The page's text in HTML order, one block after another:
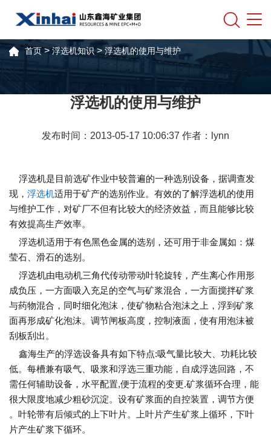
首页>浮选机知识>浮选机的使用与维护
浮选机的使用与维护
发布时间：2013-05-17 10:06:37 作者：lynn
浮选机是目前选矿作业中较普遍的一种选别设备，据调查发
现， 浮选机适用于矿产的选别作业。有效的了解浮选机的使用
与维护工作，对矿厂不但有比较大的经济效益，而且能够比较
有效提高生产效率。
浮选机适用于有色黑色金属的选别，还可用于非金属如：煤
莹石、滑石的选别。
浮选机由电动机三角代传动带动叶轮旋转，产生离心作用形
成负压，一方面吸入充足的空气与矿浆混合，一方面搅拌矿浆
与药物混合，同时细化泡沫，使矿物粘合泡沫之上，浮到矿浆
面再形成矿化泡沫。调节闸板高度，控制液面，使有用泡沫被
刮板刮出。
鑫海生产的浮选设备具有如下特点:吸气量比较大、功耗比较
低。每槽兼有吸气、吸浆和浮选三重功能，自成浮选回路，不
需任何辅助设备，水平配置,便于流程的变更.矿浆循环合理，能
很大限度地减少粗砂沉淀。设有矿浆面的自控装置，调节方便
。叶轮带有后倾式的上下叶片。上叶片产生矿浆上循环，下叶
片产生矿浆下循环。